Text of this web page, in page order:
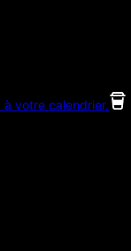
votre calendrier.